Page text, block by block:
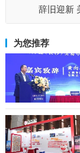
辞旧迎新
为您推荐